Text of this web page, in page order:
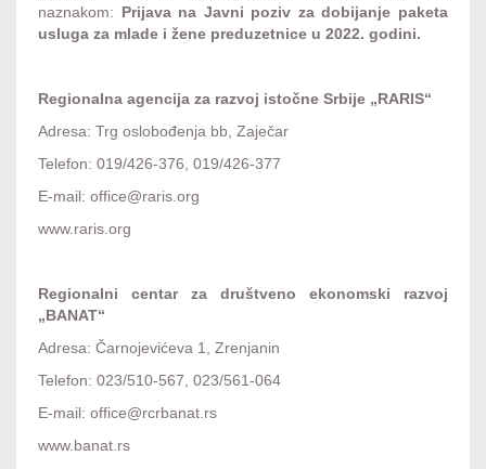
naznakom: Prijava na Javni poziv za dobijanje paketa
usluga za mlade i žene preduzetnice u 2022. godini.
Regionalna agencija za razvoj istočne Srbije „RARIS“
Adresa: Trg oslobođenja bb, Zaječar
Telefon: 019/426-376, 019/426-377
E-mail: office@raris.org
www.raris.org
Regionalni centar za društveno ekonomski razvoj
„BANAT“
Adresa: Čarnojevićeva 1, Zrenjanin
Telefon: 023/510-567, 023/561-064
E-mail: office@rcrbanat.rs
www.banat.rs